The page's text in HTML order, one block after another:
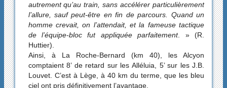
autrement qu’au train, sans accélérer particulièrement
l’allure, sauf peut-être en fin de parcours. Quand un
homme crevait, on l’attendait, et la fameuse tactique
de l’équipe-bloc fut appliquée parfaitement. » (R.
Huttier).
Ainsi, à La Roche-Bernard (km 40), les Alcyon
comptaient 8’ de retard sur les Alléluia, 5’ sur les J.B.
Louvet. C’est à Lège, à 40 km du terme, que les bleu
ciel ont pris définitivement l’avantage.